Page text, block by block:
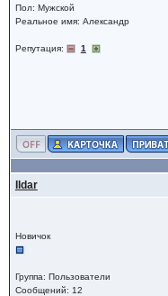
Пол: Мужской
Реальное имя: Александр
Репутация: 1
Ildar
Новичок
Группа: Пользователи
Сообщений: 12